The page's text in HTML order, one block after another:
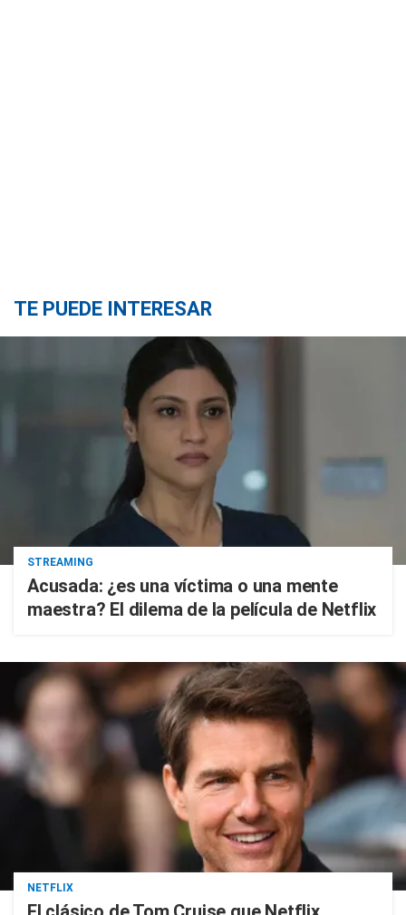
TE PUEDE INTERESAR
STREAMING
Acusada: ¿es una víctima o una mente
maestra? El dilema de la película de Netflix
NETFLIX